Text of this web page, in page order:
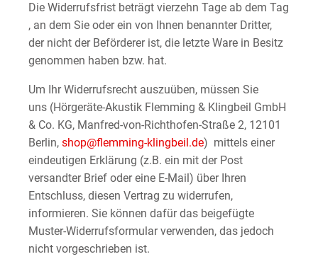
Die Widerrufsfrist beträgt vierzehn Tage ab dem Tag
, an dem Sie oder ein von Ihnen benannter Dritter,
der nicht der Beförderer ist, die letzte Ware in Besitz
genommen haben bzw. hat.
Um Ihr Widerrufsrecht auszuüben, müssen Sie
uns (Hörgeräte-Akustik Flemming & Klingbeil GmbH
& Co. KG, Manfred-von-Richthofen-Straße 2, 12101
Berlin, shop@flemming-klingbeil.de) mittels einer
eindeutigen Erklärung (z.B. ein mit der Post
versandter Brief oder eine E-Mail) über Ihren
Entschluss, diesen Vertrag zu widerrufen,
informieren. Sie können dafür das beigefügte
Muster-Widerrufsformular verwenden, das jedoch
nicht vorgeschrieben ist.